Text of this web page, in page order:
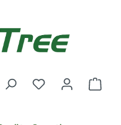
Du hast 0